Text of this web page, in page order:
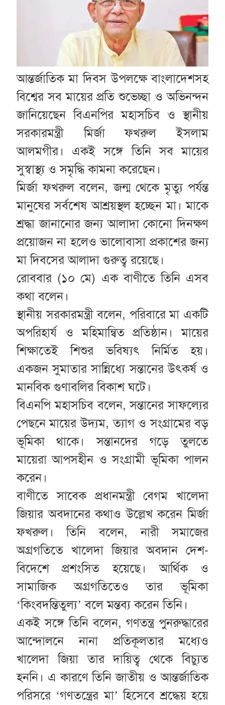
আন্তর্জাতিক মা দিবস উপলক্ষে বাংলাদেশসহ
বিশ্বের সব মায়ের প্রতি শুভেচ্ছা ও অভিনন্দন
জানিয়েছেন বিএনপির মহাসচিব ও স্থানীয়
সরকারমন্ত্রী মির্জা ফখরুল ইসলাম
আলমগীর। একই সঙ্গে তিনি সব মায়ের
সুস্বাস্থ্য ও সমৃদ্ধি কামনা করেছেন।
মির্জা ফখরুল বলেন, জন্ম থেকে মৃত্যু পর্যন্ত
মানুষের সর্বশেষ আশ্রয়স্থল হচ্ছেন মা। মাকে
শ্রদ্ধা জানানোর জন্য আলাদা কোনো দিনক্ষণ
প্রয়োজন না হলেও ভালোবাসা প্রকাশের জন্য
মা দিবসের আলাদা গুরুত্ব রয়েছে।
রোববার (১০ মে) এক বাণীতে তিনি এসব
কথা বলেন।
স্থানীয় সরকারমন্ত্রী বলেন, পরিবারে মা একটি
অপরিহার্য ও মহিমান্বিত প্রতিষ্ঠান। মায়ের
শিক্ষাতেই শিশুর ভবিষ্যৎ নির্মিত হয়।
একজন সুমাতার সান্নিধ্যে সন্তানের উৎকর্ষ ও
মানবিক গুণাবলির বিকাশ ঘটে।
বিএনপি মহাসচিব বলেন, সন্তানের সাফল্যের
পেছনে মায়ের উদ্যম, ত্যাগ ও সংগ্রামের বড়
ভূমিকা থাকে। সন্তানদের গড়ে তুলতে
মায়েরা আপসহীন ও সংগ্রামী ভূমিকা পালন
করেন।
বাণীতে সাবেক প্রধানমন্ত্রী বেগম খালেদা
জিয়ার অবদানের কথাও উল্লেখ করেন মির্জা
ফখরুল। তিনি বলেন, নারী সমাজের
অগ্রগতিতে খালেদা জিয়ার অবদান দেশ-
বিদেশে প্রশংসিত হয়েছে। আর্থিক ও
সামাজিক অগ্রগতিতেও তার ভূমিকা
‘কিংবদন্তিতুল্য’ বলে মন্তব্য করেন তিনি।
একই সঙ্গে তিনি বলেন, গণতন্ত্র পুনরুদ্ধারের
আন্দোলনে নানা প্রতিকূলতার মধ্যেও
খালেদা জিয়া তার দায়িত্ব থেকে বিচ্যুত
হননি। এ কারণে তিনি জাতীয় ও আন্তর্জাতিক
পরিসরে ‘গণতন্ত্রের মা’ হিসেবে শ্রদ্ধেয় হয়ে